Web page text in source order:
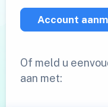
Account
Of meld u
aan met: